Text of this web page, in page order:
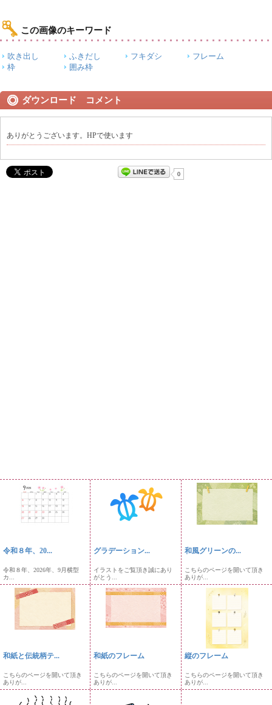
この画像のキーワード
吹き出し ふきだし フキダシ
フレーム
枠
囲み枠
ダウンロード コメント
ありがとうございます。HPで使います
0
令和８年、20...
令和８年、2026年、9月横型
カ...
グラデーション...
イラストをご覧頂き誠にあり
がとう...
和風グリーンの...
こちらのページを開いて頂き
ありが...
和紙と伝統柄テ...
こちらのページを開いて頂き
ありが...
和紙のフレーム
こちらのページを開いて頂き
ありが...
縦のフレーム
こちらのページを開いて頂き
ありが...